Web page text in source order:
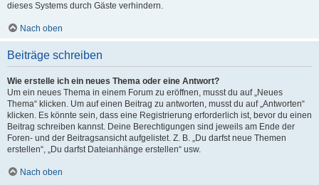
dieses Systems durch Gäste verhindern.
Nach oben
Beiträge schreiben
Wie erstelle ich ein neues Thema oder eine Antwort?
Um ein neues Thema in einem Forum zu eröffnen, musst du auf „Neues
Thema“ klicken. Um auf einen Beitrag zu antworten, musst du auf „Antworten“
klicken. Es könnte sein, dass eine Registrierung erforderlich ist, bevor du einen
Beitrag schreiben kannst. Deine Berechtigungen sind jeweils am Ende der
Foren- und der Beitragsansicht aufgelistet. Z. B. „Du darfst neue Themen
erstellen“, „Du darfst Dateianhänge erstellen“ usw.
Nach oben